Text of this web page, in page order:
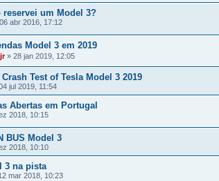
reservei um Model 3?
06 abr 2016, 17:12
Model 3 em 2019
» 28 jan 2019, 12:05
Test of Tesla Model 3 2019
jul 2019, 11:54
Abertas em Portugal
2018, 10:15
BUS Model 3
2018, 10:10
3 na pista
mar 2018, 10:23